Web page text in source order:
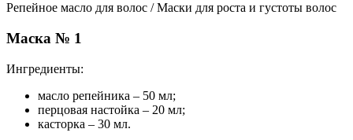
Репейное масло для волос / Маски для роста и густоты волос
Маска № 1
Ингредиенты:
масло репейника – 50 мл;
перцовая настойка – 20 мл;
касторка – 30 мл.